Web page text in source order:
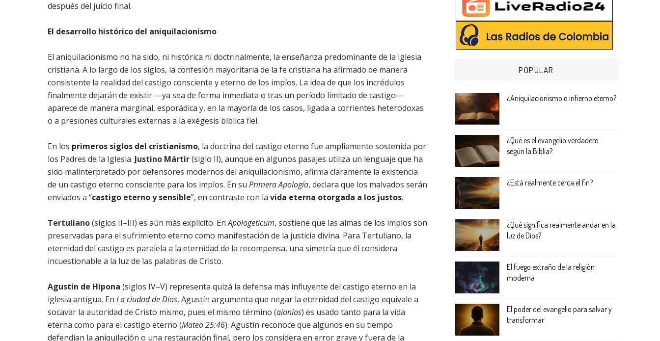
después del juicio final.
El desarrollo histórico del aniquilacionismo
El aniquilacionismo no ha sido, ni histórica ni doctrinalmente, la enseñanza predominante de la iglesia
cristiana. A lo largo de los siglos, la confesión mayoritaria de la fe cristiana ha afirmado de manera
consistente la realidad del castigo consciente y eterno de los impíos. La idea de que los incrédulos
finalmente dejarán de existir —ya sea de forma inmediata o tras un período limitado de castigo—
aparece de manera marginal, esporádica y, en la mayoría de los casos, ligada a corrientes heterodoxas
o a presiones culturales externas a la exégesis bíblica fiel.
En los primeros siglos del cristianismo, la doctrina del castigo eterno fue ampliamente sostenida por
los Padres de la Iglesia. Justino Mártir(siglo II), aunque en algunos pasajes utiliza un lenguaje que ha
sido malinterpretado por defensores modernos del aniquilacionismo, afirma claramente la existencia
de un castigo eterno consciente para los impíos. En su Primera Apología, declara que los malvados serán
enviados a “castigo eterno y sensible”, en contraste con la vida eterna otorgada a los justos.
Tertuliano(siglos II–III) es aún más explícito. EnApologeticum, sostiene que las almas de los impíos son
preservadas para el sufrimiento eterno como manifestación de la justicia divina. Para Tertuliano, la
eternidad del castigo es paralela a la eternidad de la recompensa, una simetría que él considera
incuestionable a la luz de las palabras de Cristo.
Agustín de Hipona (siglos IV–V) representa quizá la defensa más influyente del castigo eterno en la
iglesia antigua. En La ciudad de Dios, Agustín argumenta que negar la eternidad del castigo equivale a
socavar la autoridad de Cristo mismo, pues el mismo término (aionios) es usado tanto para la vida
eterna como para el castigo eterno (Mateo 25:46). Agustín reconoce que algunos en su tiempo
defendían la aniquilación o una restauración final, pero los considera en error grave y fuera de la
POPULAR
¿Aniquilacionismo o infierno eterno?
¿Qué es el evangelio verdadero
según la Biblia?
¿Está realmente cerca el fin?
¿Qué significa realmente andar en la
luz de Dios?
El fuego extraño de la religión
moderna
El poder del evangelio para salvar y
transformar